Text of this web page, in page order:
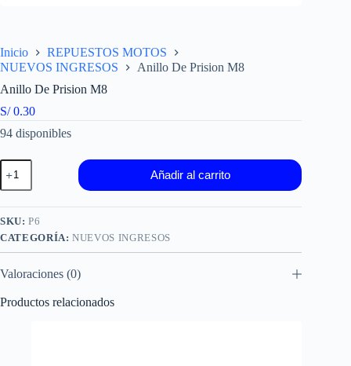
Inicio
REPUESTOS MOTOS
NUEVOS INGRESOS
Anillo De Prision M8
Anillo De Prision M8
S/0.30
94 disponibles
Anillo
De
Prision
M8
cantidad
Añadir al carrito
SKU:P6
CATEGORÍA:NUEVOS INGRESOS
Valoraciones (0)
Productos relacionados